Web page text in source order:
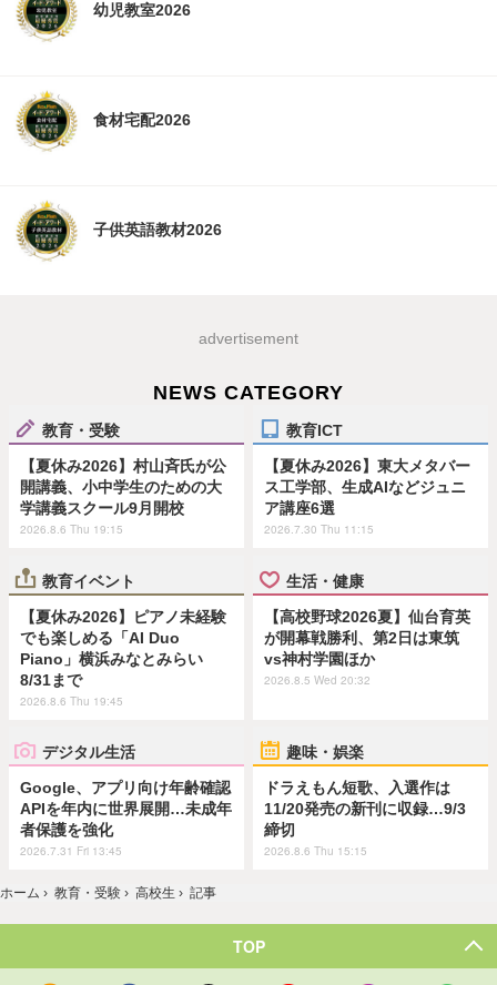
幼児教室2026
食材宅配2026
子供英語教材2026
advertisement
NEWS CATEGORY
教育・受験
【夏休み2026】村山斉氏が公
開講義、小中学生のための大
学講義スクール9月開校
2026.8.6 Thu 19:15
教育ICT
【夏休み2026】東大メタバー
ス工学部、生成AIなどジュニ
ア講座6選
2026.7.30 Thu 11:15
教育イベント
【夏休み2026】ピアノ未経験
でも楽しめる「AI Duo
Piano」横浜みなとみらい
8/31まで
2026.8.6 Thu 19:45
生活・健康
【高校野球2026夏】仙台育英
が開幕戦勝利、第2日は東筑
vs神村学園ほか
2026.8.5 Wed 20:32
デジタル生活
Google、アプリ向け年齢確認
APIを年内に世界展開…未成年
者保護を強化
2026.7.31 Fri 13:45
趣味・娯楽
ドラえもん短歌、入選作は
11/20発売の新刊に収録…9/3
締切
2026.8.6 Thu 15:15
ホーム › 教育・受験 › 高校生 › 記事
TOP